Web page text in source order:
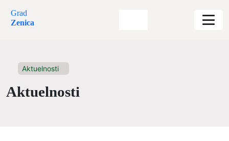
Grad
Zenica
Aktuelnosti
Aktuelnosti